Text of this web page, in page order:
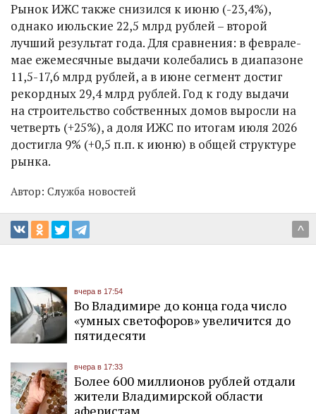
Рынок ИЖС также снизился к июню (-23,4%),
однако июльские 22,5 млрд рублей – второй
лучший результат года. Для сравнения: в феврале-
мае ежемесячные выдачи колебались в диапазоне
11,5-17,6 млрд рублей, а в июне сегмент достиг
рекордных 29,4 млрд рублей. Год к году выдачи
на строительство собственных домов выросли на
четверть (+25%), а доля ИЖС по итогам июля 2026
достигла 9% (+0,5 п.п. к июню) в общей структуре
рынка.
Автор: Служба новостей
^
вчера в 17:54
Во Владимире до конца года число
«умных светофоров» увеличится до
пятидесяти
вчера в 17:33
Более 600 миллионов рублей отдали
жители Владимирской области
аферистам